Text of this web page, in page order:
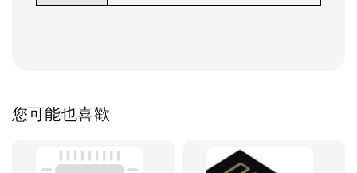
您可能也喜歡